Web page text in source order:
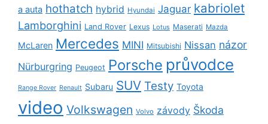
a auta hothatch hybrid Hyundai Jaguar kabriolet
Lamborghini Land Rover Lexus Lotus Maserati Mazda
McLaren Mercedes MINI Mitsubishi Nissan názor
Nürburgring Peugeot Porsche průvodce
Range Rover Renault Subaru SUV Testy Toyota
video Volkswagen Volvo závody Škoda